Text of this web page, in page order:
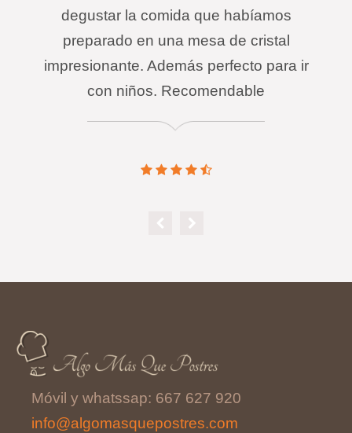
degustar la comida que habíamos
preparado en una mesa de cristal
impresionante. Además perfecto para ir
con niños. Recomendable
Móvil y whatssap: 667 627 920
info@algomasquepostres.com